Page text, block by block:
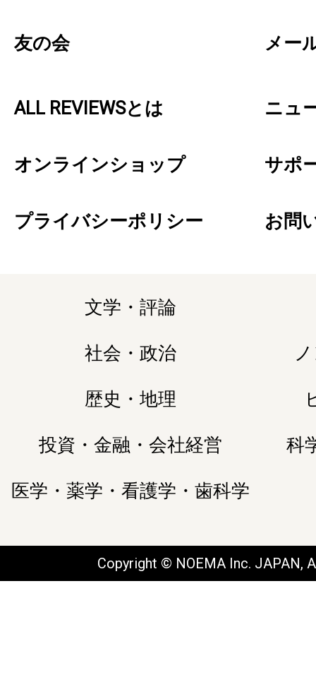
友の会 メー
ALL REVIEWSとは ニュ
オンラインショップ サポ
プライバシーポリシー お問
文学・評論
社会・政治
歴史・地理
投資・金融・会社経営 科
医学・薬学・看護学・歯科学
Copyright © NOEMA Inc. JAPAN,